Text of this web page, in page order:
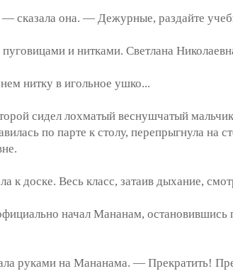
она. — Дежурные, раздайте
и нитками. Светлана
нитку в игольное ушко...
сидел лохматый веснушчатый
по парте к столу, перепрыгнула на
доске. Весь класс, затаив дыхание,
начал Мананам, остановившись
руками на Мананама. — Прекратить!